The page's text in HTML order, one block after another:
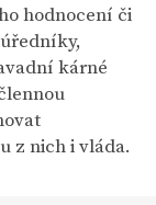
hodnocení či
kárné
z nich i vláda.